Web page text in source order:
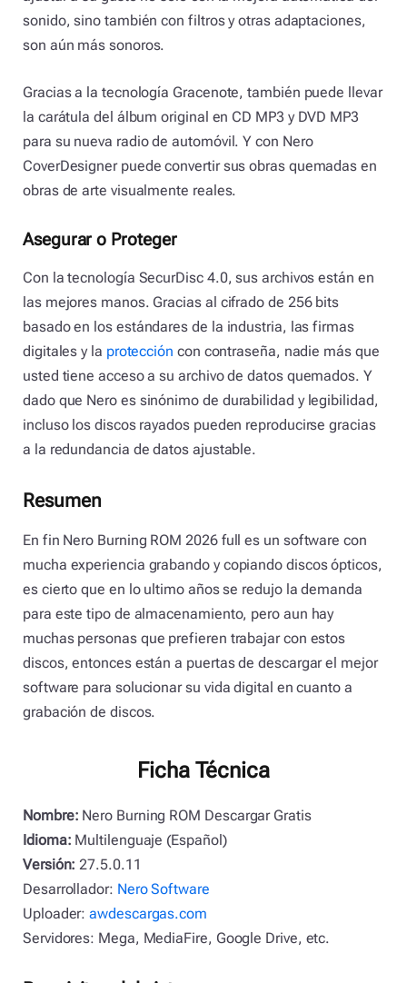
sonido, sino también con filtros y otras adaptaciones,
son aún más sonoros.
Gracias a la tecnología Gracenote, también puede llevar
la carátula del álbum original en CD MP3 y DVD MP3
para su nueva radio de automóvil. Y con Nero
CoverDesigner puede convertir sus obras quemadas en
obras de arte visualmente reales.
Asegurar o Proteger
Con la tecnología SecurDisc 4.0, sus archivos están en
las mejores manos. Gracias al cifrado de 256 bits
basado en los estándares de la industria, las firmas
digitales y la protección con contraseña, nadie más que
usted tiene acceso a su archivo de datos quemados. Y
dado que Nero es sinónimo de durabilidad y legibilidad,
incluso los discos rayados pueden reproducirse gracias
a la redundancia de datos ajustable.
Resumen
En fin Nero Burning ROM 2026 full es un software con
mucha experiencia grabando y copiando discos ópticos,
es cierto que en lo ultimo años se redujo la demanda
para este tipo de almacenamiento, pero aun hay
muchas personas que prefieren trabajar con estos
discos, entonces están a puertas de descargar el mejor
software para solucionar su vida digital en cuanto a
grabación de discos.
Ficha Técnica
Nombre: Nero Burning ROM Descargar Gratis
Idioma: Multilenguaje (Español)
Versión: 27.5.0.11
Desarrollador: Nero Software
Uploader:awdescargas.com
Servidores: Mega, MediaFire, Google Drive, etc.